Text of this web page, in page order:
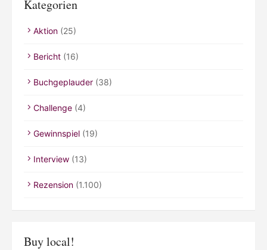
Kategorien
Aktion (25)
Bericht (16)
Buchgeplauder (38)
Challenge (4)
Gewinnspiel (19)
Interview (13)
Rezension (1.100)
Buy local!